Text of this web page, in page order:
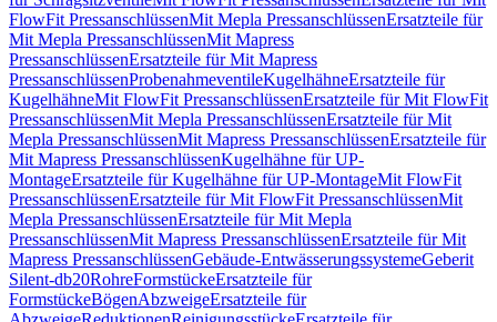
FlowFit PressanschlüssenMit Mepla PressanschlüssenErsatzteile für
Mit Mepla PressanschlüssenMit Mapress
PressanschlüssenErsatzteile für Mit Mapress
PressanschlüssenProbenahmeventileKugelhähneErsatzteile für
KugelhähneMit FlowFit PressanschlüssenErsatzteile für Mit FlowFit
PressanschlüssenMit Mepla PressanschlüssenErsatzteile für Mit
Mepla PressanschlüssenMit Mapress PressanschlüssenErsatzteile für
Mit Mapress PressanschlüssenKugelhähne für UP-
MontageErsatzteile für Kugelhähne für UP-MontageMit FlowFit
PressanschlüssenErsatzteile für Mit FlowFit PressanschlüssenMit
Mepla PressanschlüssenErsatzteile für Mit Mepla
PressanschlüssenMit Mapress PressanschlüssenErsatzteile für Mit
Mapress PressanschlüssenGebäude-EntwässerungssystemeGeberit
Silent-db20RohreFormstückeErsatzteile für
FormstückeBögenAbzweigeErsatzteile für